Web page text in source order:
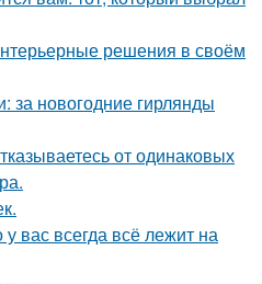
решения в своём
за новогодние гирлянды
от одинаковых
у вас всегда всё лежит на